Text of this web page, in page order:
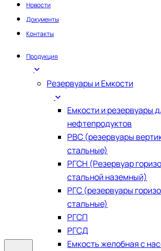
Новости
Документы
Контакты
Продукция
Резервуары и Емкости
Емкости и резервуары
нефтепродуктов
РВС (резервуары
стальные)
РГСН (Резервуар
стальной наземный)
РГС (резервуары
стальные)
РГСП
РГСД
Емкость желобная с